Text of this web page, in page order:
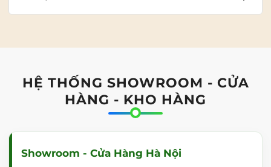
HỆ THỐNG SHOWROOM - CỬA
HÀNG - KHO HÀNG
Showroom - Cửa Hàng Hà Nội